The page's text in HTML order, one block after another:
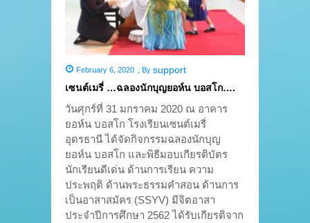
February 6, 2020 By support
เซนต์เมรี่ …ฉลองนักบุญยอห์น บอสโก….
วันศุกร์ที่ 31 มกราคม 2020 ณ อาคาร
ยอห์น บอสโก โรงเรียนเซนต์เมรี่
อุดรธานี ได้จัดกิจกรรมฉลองนักบุญ
ยอห์น บอสโก และพิธีมอบเกียรติบัตร
นักเรียนดีเด่น ด้านการเรียน ความ
ประพฤติ ด้านพระธรรมคำสอน ด้านการ
เป็นอาสาสมัคร (SSYV) มีจิตอาสา
ประจำปีการศึกษา 2562 ได้รับเกียรติจาก